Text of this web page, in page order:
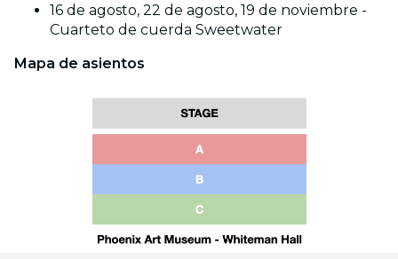
16 de agosto, 22 de agosto, 19 de noviembre -
Cuarteto de cuerda Sweetwater
Mapa de asientos